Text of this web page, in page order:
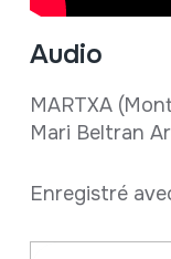
Audio
MARTXA
Mari Beltran
Enregistré